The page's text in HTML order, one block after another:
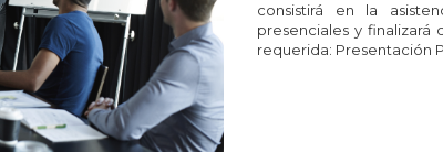
consistirá en la
presenciales y
requerida: Presentación